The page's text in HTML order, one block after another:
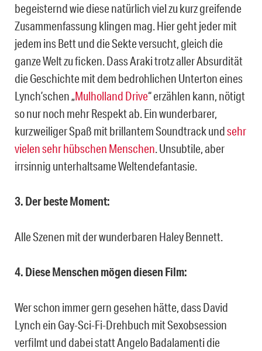
begeisterndwie diese natürlich viel zu kurz greifende
Zusammenfassung klingen mag. Hier geht jeder mit
jedem ins Bett und die Sekte versucht, gleich die
ganze Welt zu ficken. Dass Araki trotz aller Absurdität
die Geschichte mit dem bedrohlichen Unterton eines
Lynch’schen „Mulholland Drive“ erzählen kann, nötigt
so nur noch mehr Respekt ab. Ein wunderbarer,
kurzweiliger Spaß mit brillantem Soundtrack undsehr
vielen sehr hübschen Menschen. Unsubtile, aber
irrsinnig unterhaltsame Weltendefantasie.
3. Der beste Moment:
Alle Szenen mit der wunderbaren Haley Bennett.
4. Diese Menschen mögen diesen Film:
Wer schon immer gern gesehen hätte, dass David
Lynch ein Gay-Sci-Fi-Drehbuch mit Sexobsession
verfilmt und dabei statt Angelo Badalamenti die